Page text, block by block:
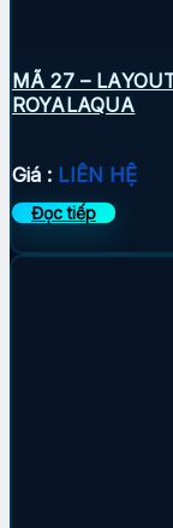
MÃ 27 –
ROYALAQUA
Giá : LIÊN HỆ
Đọc tiếp